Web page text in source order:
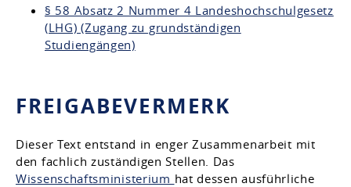
§ 58 Absatz 2 Nummer 4 Landeshochschulgesetz
(LHG) (Zugang zu grundständigen
Studiengängen)
FREIGABEVERMERK
Dieser Text entstand in enger Zusammenarbeit mit
den fachlich zuständigen Stellen. Das
Wissenschaftsministerium hat dessen ausführliche